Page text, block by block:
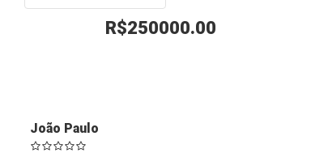
R$250000.00
João Paulo